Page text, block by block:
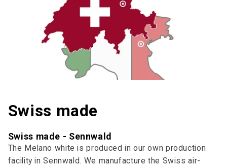
Swiss made
Swiss made - Sennwald
The Melano white is produced in our own production
facility in Sennwald. We manufacture the Swiss air-